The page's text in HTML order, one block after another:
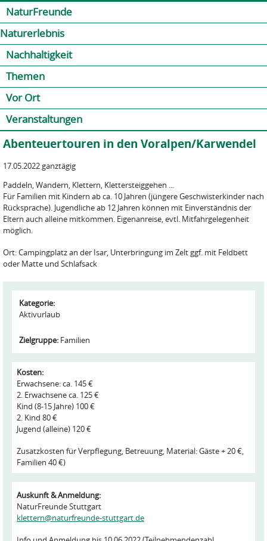
NaturFreunde
Naturerlebnis
Nachhaltigkeit
Themen
Vor Ort
Veranstaltungen
Abenteuertouren in den Voralpen/Karwendel
17.05.2022 ganztägig
Paddeln, Wandern, Klettern, Klettersteiggehen ...
Für Familien mit Kindern ab ca. 10 Jahren (jüngere Geschwisterkinder nach
Rücksprache). Jugendliche ab 12 Jahren können mit Einverständnis der
Eltern auch alleine mitkommen. Eigenanreise, evtl. Mitfahrgelegenheit
möglich.
Ort: Campingplatz an der Isar, Unterbringung im Zelt ggf. mit Feldbett
oder Matte und Schlafsack
Kategorie:
Aktivurlaub
Zielgruppe: Familien
Kosten:
Erwachsene: ca. 145 €
2. Erwachsene ca. 125 €
Kind (8-15 Jahre) 100 €
2. Kind 80 €
Jugend (alleine) 120 €
Zusatzkosten für Verpflegung, Betreuung, Material: Gäste + 20 €,
Familien 40 €)
Auskunft & Anmeldung:
NaturFreunde Stuttgart
klettern@naturfreunde-stuttgart.de